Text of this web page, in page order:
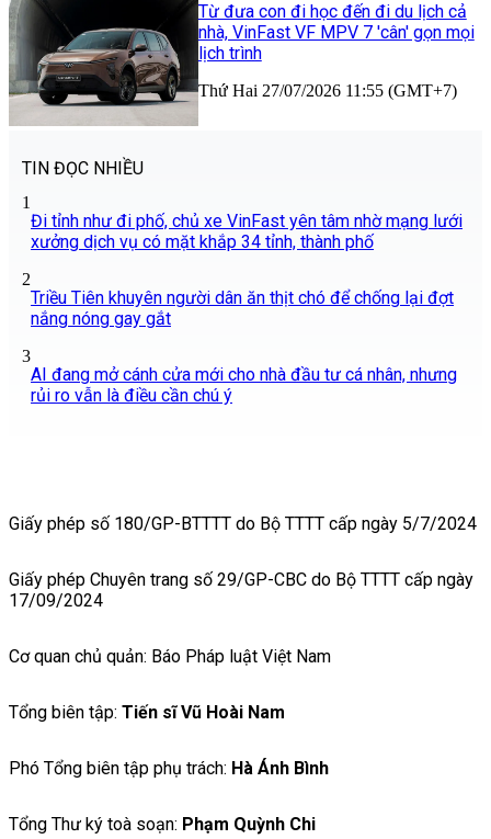
Từ đưa con đi học đến đi du lịch cả
nhà, VinFast VF MPV 7 'cân' gọn mọi
lịch trình
Thứ Hai 27/07/2026 11:55 (GMT+7)
TIN ĐỌC NHIỀU
1
Đi tỉnh như đi phố, chủ xe VinFast yên tâm nhờ mạng lưới
xưởng dịch vụ có mặt khắp 34 tỉnh, thành phố
2
Triều Tiên khuyên người dân ăn thịt chó để chống lại đợt
nắng nóng gay gắt
3
AI đang mở cánh cửa mới cho nhà đầu tư cá nhân, nhưng
rủi ro vẫn là điều cần chú ý
Giấy phép số 180/GP-BTTTT do Bộ TTTT cấp ngày 5/7/2024
Giấy phép Chuyên trang số 29/GP-CBC do Bộ TTTT cấp ngày
17/09/2024
Cơ quan chủ quản: Báo Pháp luật Việt Nam
Tổng biên tập: Tiến sĩ Vũ Hoài Nam
Phó Tổng biên tập phụ trách: Hà Ánh Bình
Tổng Thư ký toà soạn: Phạm Quỳnh Chi